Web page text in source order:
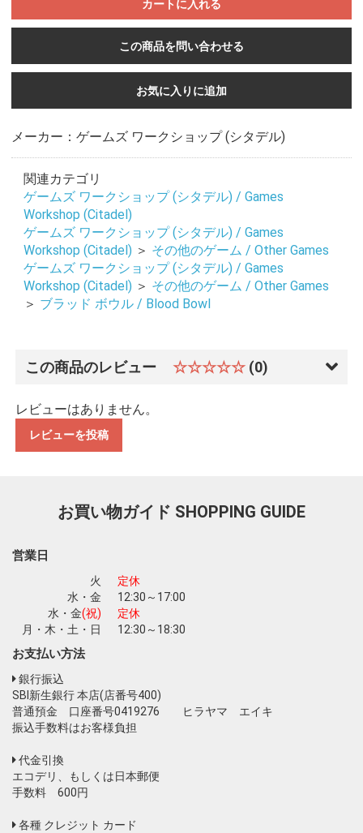
カートに入れる
この商品を問い合わせる
お買い物を続ける カートへ進む
お気に入りに追加
メーカー：ゲームズ ワークショップ (シタデル)
関連カテゴリ
ゲームズ ワークショップ (シタデル) / Games
Workshop (Citadel)
ゲームズ ワークショップ (シタデル) / Games
Workshop (Citadel) ＞ その他のゲーム / Other Games
ゲームズ ワークショップ (シタデル) / Games
Workshop (Citadel) ＞ その他のゲーム / Other Games
＞ ブラッド ボウル / Blood Bowl
この商品のレビュー ☆☆☆☆☆ (0)
レビューはありません。
レビューを投稿
お買い物ガイド SHOPPING GUIDE
営業日
火
定休
水・金
12:30～17:00
水・金(祝)
定休
月・木・土・日
12:30～18:30
お支払い方法
銀行振込
SBI新生銀行 本店(店番号400)
普通預金 口座番号0419276 ヒラヤマ エイキ
振込手数料はお客様負担
代金引換
エコデリ、もしくは日本郵便
手数料 600円
各種 クレジット カード